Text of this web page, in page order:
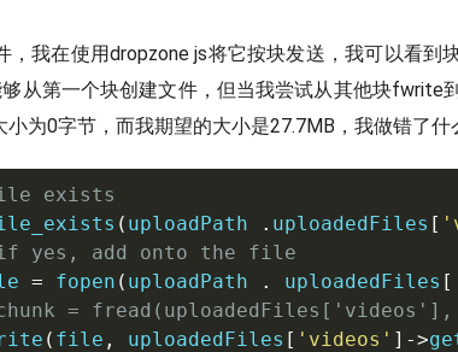
，我在使用dropzone js将它按块发送，我可以看到
从第一个块创建文件，但当我尝试从其他块fwrite
为0字节，而我期望的大小是27.7MB，我做错了什
exists
( uploadPath . uploadedFiles [
yes, add onto the file
= fopen ( uploadPath . uploadedFiles [
= fread ( uploadedFiles [ 'videos' ]
( file , uploadedFiles [ 'videos' ] ->